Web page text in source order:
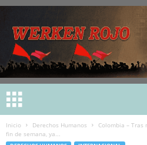
Inicio Derechos Humanos
Colombia – Tras
fin de semana, ya...